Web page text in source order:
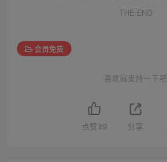
THE END
会员免费
喜欢就支持一下吧
点赞 89 分享